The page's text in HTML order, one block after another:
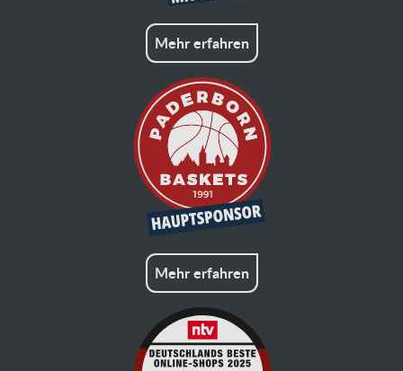
Mehr erfahren
Mehr erfahren